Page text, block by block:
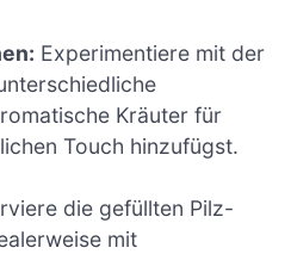
Experimentiere mit der
Kräuter für
Touch hinzufügst.
die gefüllten Pilz-
mit